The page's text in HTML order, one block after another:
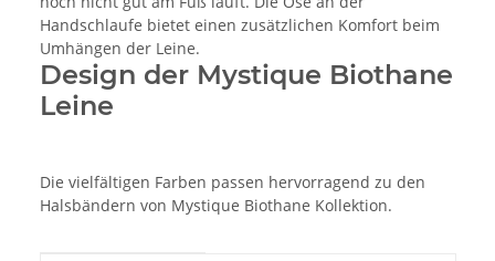
Handschlaufe bietet einen zusätzlichen Komfort beim
Umhängen der Leine.
Design der Mystique Biothane
Leine
Die vielfältigen Farben passen hervorragend zu den
Halsbändern von Mystique Biothane Kollektion.